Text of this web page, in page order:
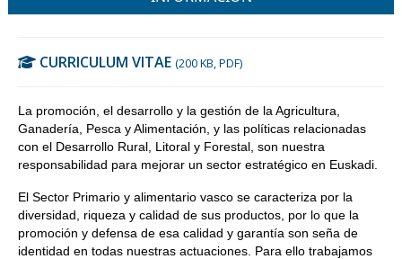
CURRICULUM VITAE (200 KB, PDF)
La promoción, el desarrollo y la gestión de la Agricultura,
Ganadería, Pesca y Alimentación, y las políticas relacionadas
con el Desarrollo Rural, Litoral y Forestal, son nuestra
responsabilidad para mejorar un sector estratégico en Euskadi.
El Sector Primario y alimentario vasco se caracteriza por la
diversidad, riqueza y calidad de sus productos, por lo que la
promoción y defensa de esa calidad y garantía son seña de
identidad en todas nuestras actuaciones. Para ello trabajamos